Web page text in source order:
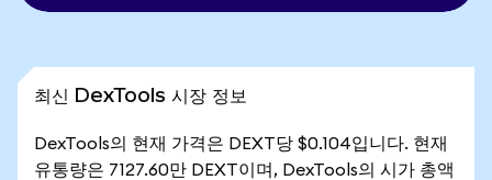
최신 DexTools 시장 정보
DexTools의 현재 가격은 DEXT당 $0.104입니다. 현재
유통량은 7127.60만 DEXT이며, DexTools의 시가 총액